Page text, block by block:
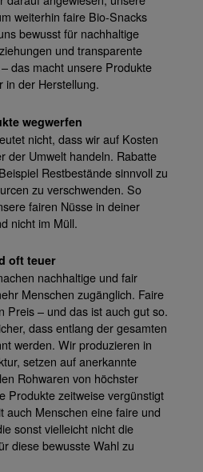
weiterhin faire Bio-Snacks
bewusst für nachhaltige
und transparente
das macht unsere Produkte
in der Herstellung.
wegwerfen
nicht, dass wir auf Kosten
der Umwelt handeln. Rabatte
Restbestände sinnvoll zu
zu verschwenden. So
fairen Nüsse in deiner
nicht im Müll.
oft teuer
nachhaltige und fair
Menschen zugänglich. Faire
Preis – und das ist auch gut so.
dass entlang der gesamten
werden. Wir produzieren in
setzen auf anerkannte
Rohwaren von höchster
Produkte zeitweise vergünstigt
auch Menschen eine faire und
sonst vielleicht nicht die
diese bewusste Wahl zu